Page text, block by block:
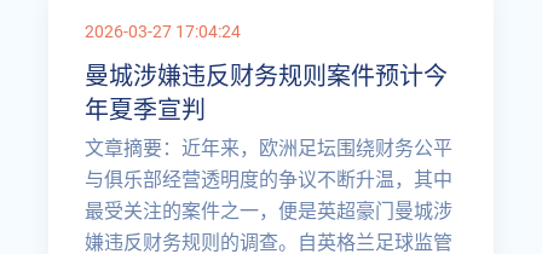
2026-03-27 17:04:24
曼城涉嫌违反财务规则案件预计今
年夏季宣判
文章摘要：近年来，欧洲足坛围绕财务公平
与俱乐部经营透明度的争议不断升温，其中
最受关注的案件之一，便是英超豪门曼城涉
嫌违反财务规则的调查。自英格兰足球监管